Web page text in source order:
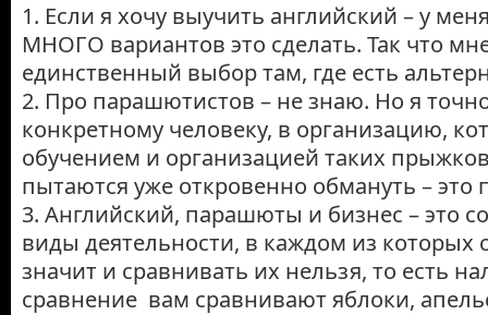
1. Если я хочу выучить английский – у
МНОГО вариантов это сделать. Так что
единственный выбор там, где есть
2. Про парашютистов – не знаю. Но я
конкретному человеку, в организацию,
обучением и организацией таких
пытаются уже откровенно обмануть – это
3. Английский, парашюты и бизнес – это
виды деятельности, в каждом из которых
значит и сравнивать их нельзя, то есть
сравнение вам сравнивают яблоки,